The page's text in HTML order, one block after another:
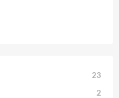
23
2